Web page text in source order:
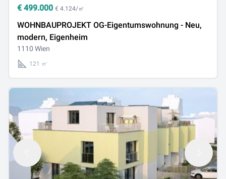
€ 499.000 € 4.124/㎡
WOHNBAUPROJEKT OG-Eigentumswohnung - Neu,
modern, Eigenheim
1110 Wien
121 ㎡